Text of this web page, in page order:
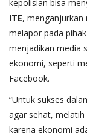
kepolisian bisa
ITE, menganjurkan
melapor pada
menjadikan media
ekonomi, seperti
Facebook.
“Untuk sukses
agar sehat,
karena ekonomi